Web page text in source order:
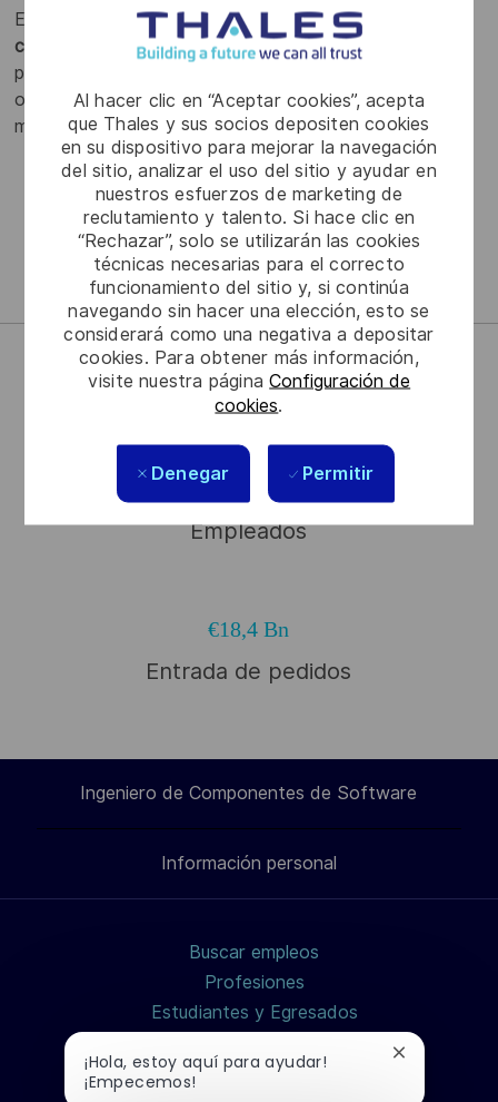
Al hacer clic en “Aceptar cookies”, acepta
que Thales y sus socios depositen cookies
en su dispositivo para mejorar la navegación
del sitio, analizar el uso del sitio y ayudar en
nuestros esfuerzos de marketing de
reclutamiento y talento. Si hace clic en
“Rechazar”, solo se utilizarán las cookies
técnicas necesarias para el correcto
funcionamiento del sitio y, si continúa
navegando sin hacer una elección, esto se
considerará como una negativa a depositar
cookies. Para obtener más información,
visite nuestra páginaConfiguración de
cookies.
Denegar Permitir
En los mercados dedefensa,
aeroespacial y espacial,
ciber y digital
, Thales ofrece soluciones, servicios y
productos para ayudar a sus clientes (empresas,
organizaciones y gobiernos) a llevar a cabo sus
misiones críticas.
Acceda al sitio web de Thales Group
68
81,000
Empleados
€18,4 Bn
Entrada de pedidos
Ingeniero de Componentes de Software
Información personal
Buscar empleos
Profesiones
Estudiantes y Egresados
Grupo Thales
¡Hola, estoy aquí para ayudar!
¡Empecemos!
Cerrar